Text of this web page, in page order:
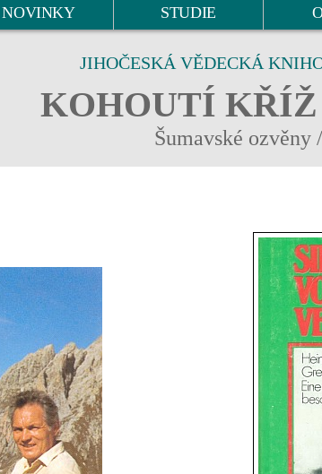
NOVINKY STUDIE
JIHOČESKÁ VĚDECKÁ
KOHOUTÍ
Šumavské ozvěny